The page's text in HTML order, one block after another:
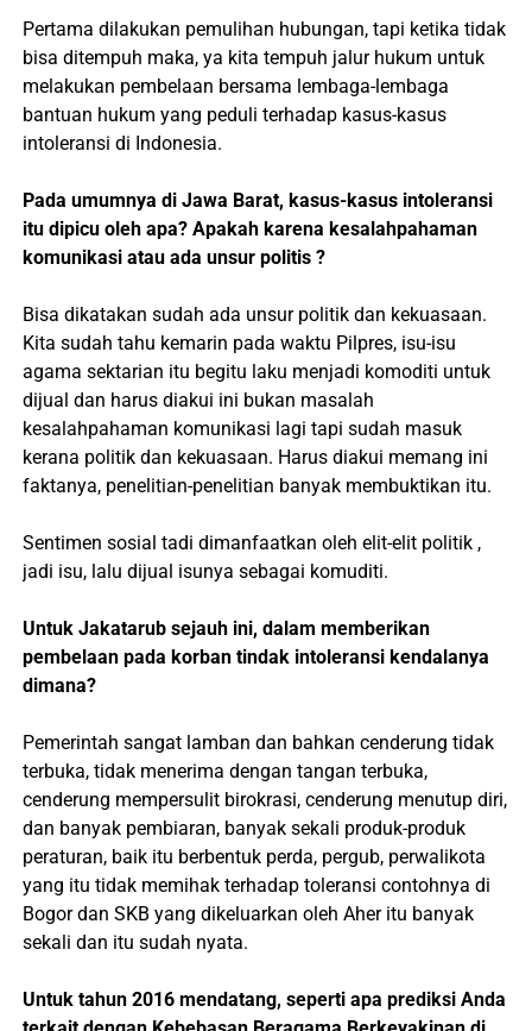
Pertama dilakukan pemulihan hubungan, tapi ketika tidak
bisa ditempuh maka, ya kita tempuh jalur hukum untuk
melakukan pembelaan bersama lembaga-lembaga
bantuan hukum yang peduli terhadap kasus-kasus
intoleransi di Indonesia.
Pada umumnya di Jawa Barat, kasus-kasus intoleransi
itu dipicu oleh apa? Apakah karena kesalahpahaman
komunikasi atau ada unsur politis ?
Bisa dikatakan sudah ada unsur politik dan kekuasaan.
Kita sudah tahu kemarin pada waktu Pilpres, isu-isu
agama sektarian itu begitu laku menjadi komoditi untuk
dijual dan harus diakui ini bukan masalah
kesalahpahaman komunikasi lagi tapi sudah masuk
kerana politik dan kekuasaan. Harus diakui memang ini
faktanya, penelitian-penelitian banyak membuktikan itu.
Sentimen sosial tadi dimanfaatkan oleh elit-elit politik ,
jadi isu, lalu dijual isunya sebagai komuditi.
Untuk Jakatarub sejauh ini, dalam memberikan
pembelaan pada korban tindak intoleransi kendalanya
dimana?
Pemerintah sangat lamban dan bahkan cenderung tidak
terbuka, tidak menerima dengan tangan terbuka,
cenderung mempersulit birokrasi, cenderung menutup diri,
dan banyak pembiaran, banyak sekali produk-produk
peraturan, baik itu berbentuk perda, pergub, perwalikota
yang itu tidak memihak terhadap toleransi contohnya di
Bogor dan SKB yang dikeluarkan oleh Aher itu banyak
sekali dan itu sudah nyata.
Untuk tahun 2016 mendatang, seperti apa prediksi Anda